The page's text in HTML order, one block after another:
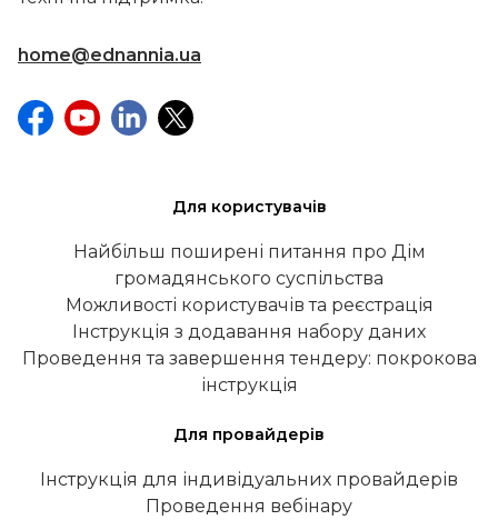
home@ednannia.ua
Для користувачів
Найбільш поширені питання про Дім
громадянського суспільства
Можливості користувачів та реєстрація
Інструкція з додавання набору даних
Проведення та завершення тендеру: покрокова
інструкція
Для провайдерів
Інструкція для індивідуальних провайдерів
Проведення вебінару